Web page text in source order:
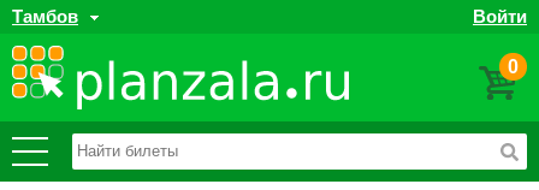
Тамбов Войти
0